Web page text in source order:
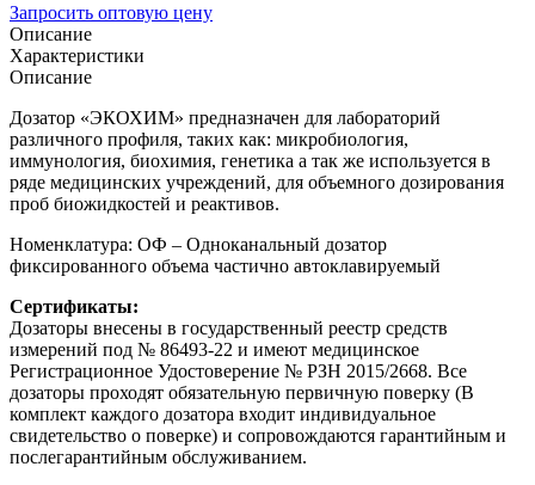
Запросить оптовую цену
Описание
Характеристики
Описание
Дозатор «ЭКОХИМ» предназначен для лабораторий
различного профиля, таких как: микробиология,
иммунология, биохимия, генетика а так же используется в
ряде медицинских учреждений, для объемного дозирования
проб биожидкостей и реактивов.
Номенклатура: ОФ – Одноканальный дозатор
фиксированного объема частично автоклавируемый
Сертификаты:
Дозаторы внесены в государственный реестр средств
измерений под № 86493-22 и имеют медицинское
Регистрационное Удостоверение № РЗН 2015/2668. Все
дозаторы проходят обязательную первичную поверку (В
комплект каждого дозатора входит индивидуальное
свидетельство о поверке) и сопровождаются гарантийным и
послегарантийным обслуживанием.